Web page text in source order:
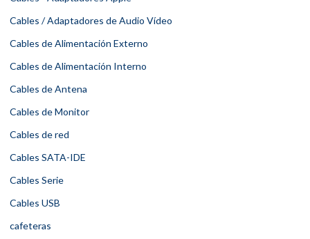
Cables / Adaptadores de Audio Vídeo
Cables de Alimentación Externo
Cables de Alimentación Interno
Cables de Antena
Cables de Monitor
Cables de red
Cables SATA-IDE
Cables Serie
Cables USB
cafeteras